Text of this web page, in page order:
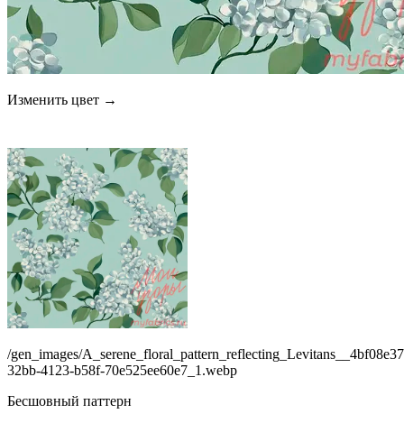
Изменить цвет →
/gen_images/
32bb-4123-b58f-70e525ee60e7_1.webp
Бесшовный паттерн